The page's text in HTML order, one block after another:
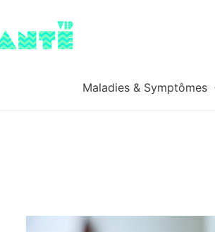
Maladies & Symptômes